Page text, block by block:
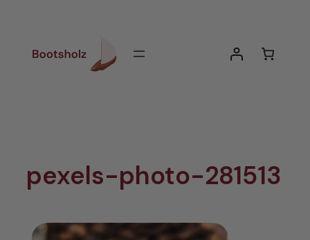
pexels-photo-281513